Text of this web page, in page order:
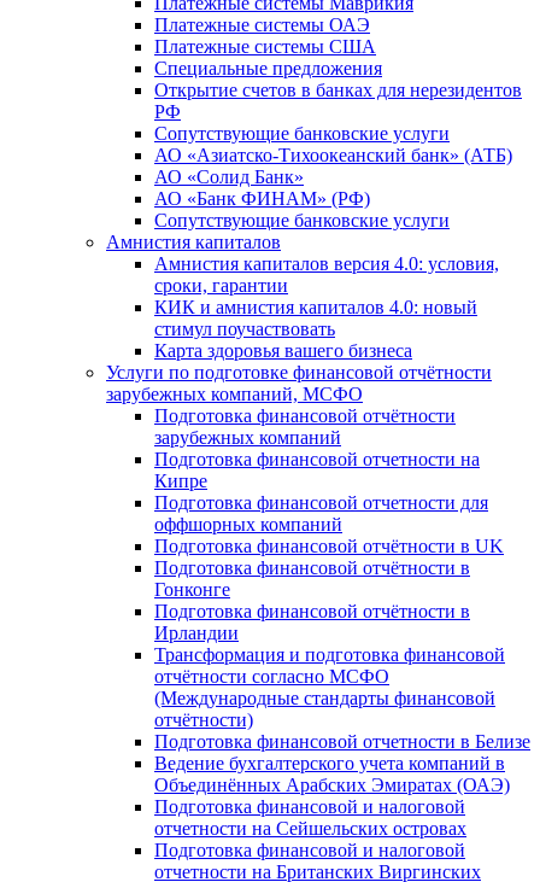
Платежные системы ОАЭ
Платежные системы США
Специальные предложения
Открытие счетов в банках для нерезидентов
РФ
Сопутствующие банковские услуги
АО «Азиатско-Тихоокеанский банк» (АТБ)
АО «Солид Банк»
АО «Банк ФИНАМ» (РФ)
Сопутствующие банковские услуги
Амнистия капиталов
Амнистия капиталов версия 4.0: условия,
сроки, гарантии
КИК и амнистия капиталов 4.0: новый
стимул поучаствовать
Карта здоровья вашего бизнеса
Услуги по подготовке финансовой отчётности
зарубежных компаний, МСФО
Подготовка финансовой отчётности
зарубежных компаний
Подготовка финансовой отчетности на
Кипре
Подготовка финансовой отчетности для
оффшорных компаний
Подготовка финансовой отчётности в UK
Подготовка финансовой отчётности в
Гонконге
Подготовка финансовой отчётности в
Ирландии
Трансформация и подготовка финансовой
отчётности согласно МСФО
(Международные стандарты финансовой
отчётности)
Подготовка финансовой отчетности в Белизе
Ведение бухгалтерского учета компаний в
Объединённых Арабских Эмиратах (ОАЭ)
Подготовка финансовой и налоговой
отчетности на Сейшельских островах
Подготовка финансовой и налоговой
отчетности на Британских Виргинских